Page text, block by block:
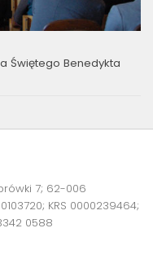
Świętego Benedykta
7; 62-006
KRS 0000239464;
0588